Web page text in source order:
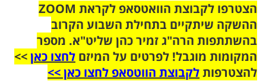
הצטרפו לקבוצת הוואטסאפ לקראת ZOOM
ההשקה שיתקיים בתחילת השבוע הקרוב
בהשתתפות הרה"ג זמיר כהן שליט"א. מספר
המקומות מוגבל! לפרטים על המיזם לחצו כאן>>
להצטרפותלקבוצת הווטסאפ לחצו כאן >>